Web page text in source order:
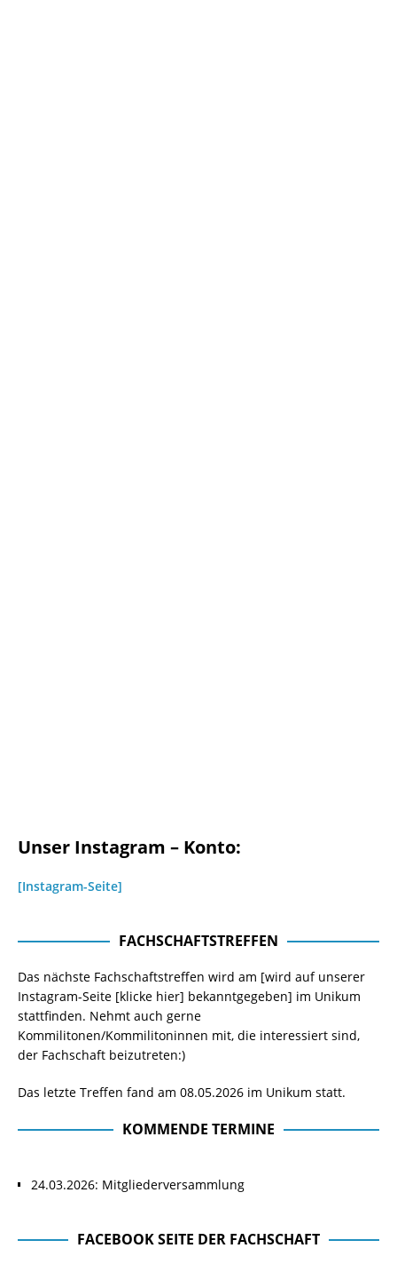
Unser Instagram – Konto:
[Instagram-Seite]
FACHSCHAFTSTREFFEN
Das nächste Fachschaftstreffen wird am [wird auf unserer
Instagram-Seite [klicke hier] bekanntgegeben] im Unikum
stattfinden. Nehmt auch gerne
Kommilitonen/Kommilitoninnen mit, die interessiert sind,
der Fachschaft beizutreten:)
Das letzte Treffen fand am 08.05.2026 im Unikum statt.
KOMMENDE TERMINE
24.03.2026: Mitgliederversammlung
FACEBOOK SEITE DER FACHSCHAFT